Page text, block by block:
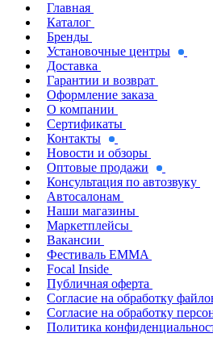
Главная
Каталог
Бренды
Установочные центры
Доставка
Гарантии и возврат
Оформление заказа
О компании
Сертификаты
Контакты
Новости и обзоры
Оптовые продажи
Консультация по автозвуку
Автосалонам
Наши магазины
Маркетплейсы
Вакансии
Фестиваль EMMA
Focal Inside
Публичная оферта
Согласие на обработку
Согласие на обработку
Политика